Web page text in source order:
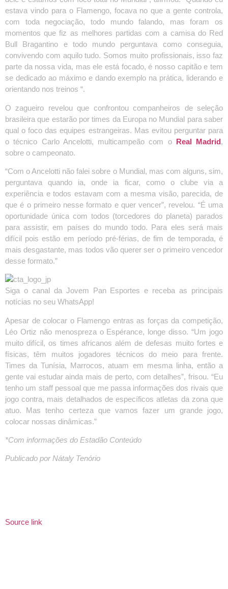
estava vindo para o Flamengo, focava no que a gente controla,
com toda negociação, todo mundo falando, mas foram os
momentos que fiz as melhores partidas com a camisa do Red
Bull Bragantino e todo mundo perguntava como conseguia,
convivendo com aquilo tudo. Somos muito profissionais, isso faz
parte da nossa vida, mas ele está focado, é nosso capitão e tem
se dedicado ao máximo e dando exemplo na prática, liderando e
orientando nos treinos “.
O zagueiro revelou que confrontou companheiros de seleção
brasileira que estarão por times da Europa no Mundial para saber
qual o foco das equipes estrangeiras. Mas evitou perguntar para
o técnico Carlo Ancelotti, multicampeão com o Real Madrid,
sobre o campeonato.
“Com o Ancelotti não falei sobre o Mundial, mas com alguns, sim,
perguntava quando ia, onde ia ficar, como o clube via a
experiência e todos estavam com a mesma visão, parecida, de
que é o primeiro nesse formato e quer vencer”, revelou. “É uma
oportunidade única com todos (torcedores do planeta) parados
para assistir, em países do mundo todo. Para eles será mais
difícil pois estão em período pré-férias, de fim de temporada, é
mais desgastante, mas todos vão querer ser o primeiro vencedor
desse formato.”
Siga o canal da Jovem Pan Esportes e receba as principais
notícias no seu WhatsApp!
Apesar de colocar o Flamengo entras as forças da competição,
Léo Ortiz não menospreza o Espérance, longe disso. “Um jogo
muito difícil, os times africanos além de defesas muito fortes e
físicas, têm muitos jogadores técnicos do meio para frente.
Times da Tunísia, Marrocos, atuam em mesma linha, então a
gente vai estudar ainda mais de perto, com detalhes”, frisou. “Eu
tenho um staff pessoal que me passa informações dos rivais que
jogo contra, mais detalhados de específicos atletas da zona que
atuo. Mas tenho certeza que vamos fazer um grande jogo,
colocar nossas dinâmicas.”
*Com informações do Estadão Conteúdo
Publicado por Nátaly Tenório
Source link